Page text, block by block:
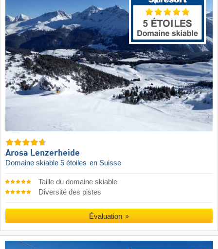
Arosa Lenzerheide
Domaine skiable 5 étoiles en Suisse
Taille du domaine skiable
Diversité des pistes
Évaluation